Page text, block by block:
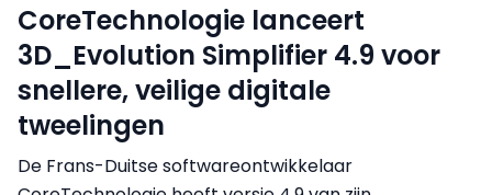
CoreTechnologie lanceert
3D_Evolution Simplifier 4.9 voor
snellere, veilige digitale
tweelingen
De Frans-Duitse softwareontwikkelaar